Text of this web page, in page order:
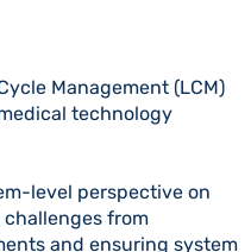
Management (LCM)
technology
level perspective on
from
and ensuring system